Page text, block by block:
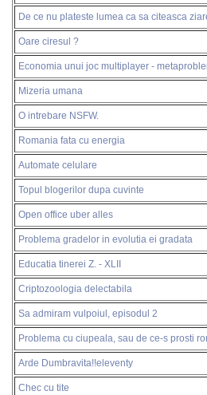
De ce nu plateste lumea ca sa citeasca
Oare ciresul ?
Economia unui joc multiplayer -
Mizeria umana
O intrebare NSFW.
Romania fata cu energia
Automate celulare
Topul blogerilor dupa cuvinte
Open office uber alles
Problema gradelor in evolutia ei gradata
Educatia tinerei Z. - XLII
Criptozoologia delectabila
Sa admiram vulpoiul, episodul 2
Problema cu ciupeala, sau de ce-s prosti
Arde Dumbravita!!eleventy
Chec cu tite